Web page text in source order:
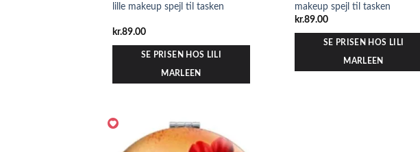
lille makeup spejl til tasken
kr.89.00
SE PRISEN HOS LILI
MARLEEN
makeup spejl til tasken
kr.89.00
SE PRISEN HOS LILI
MARLEEN